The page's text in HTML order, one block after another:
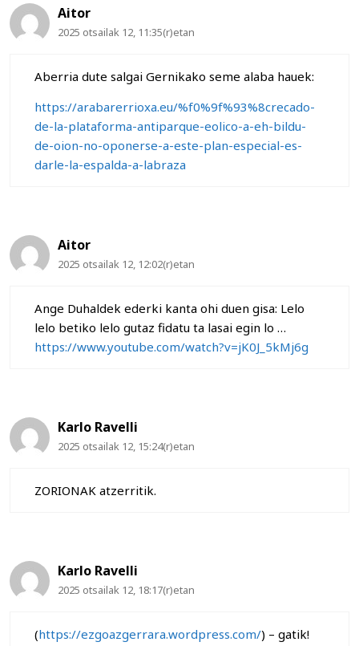
Aitor
2025 otsailak 12, 11:35(r)etan
Aberria dute salgai Gernikako seme alaba hauek:
https://arabarerrioxa.eu/%f0%9f%93%8crecado-
de-la-plataforma-antiparque-eolico-a-eh-bildu-
de-oion-no-oponerse-a-este-plan-especial-es-
darle-la-espalda-a-labraza
Aitor
2025 otsailak 12, 12:02(r)etan
Ange Duhaldek ederki kanta ohi duen gisa: Lelo
lelo betiko lelo gutaz fidatu ta lasai egin lo …
https://www.youtube.com/watch?v=jK0J_5kMj6g
Karlo Ravelli
2025 otsailak 12, 15:24(r)etan
ZORIONAK atzerritik.
Karlo Ravelli
2025 otsailak 12, 18:17(r)etan
(https://ezgoazgerrara.wordpress.com/) – gatik!